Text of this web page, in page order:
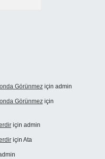
Görünmeziçin admin
Görünmeziçin
için admin
için Ata